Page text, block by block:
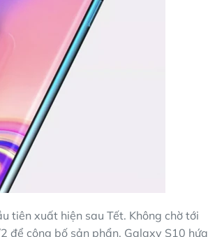
tiên xuất hiện sau Tết. Không chờ tới
để công bố sản phẩn. Galaxy S10 hứa